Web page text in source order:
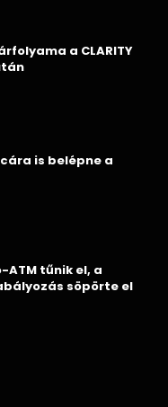
a CLARITY
is belépne a
tűnik el, a
söpörte el